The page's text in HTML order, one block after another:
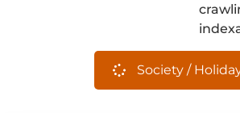
Society /